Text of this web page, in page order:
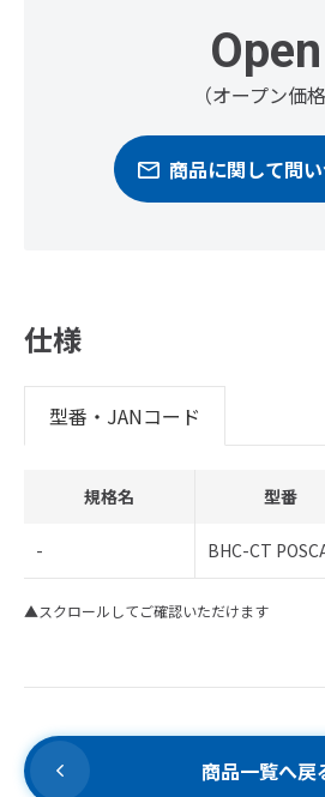
Open
（オープン価格
商品に関して問
仕様
型番・JANコード
規格名 型番
- BHC-CT
▲スクロールしてご確認いただけます
商品一覧へ戻